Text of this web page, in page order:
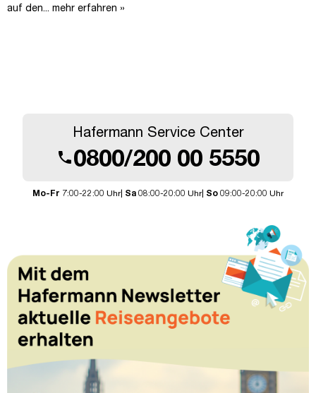
auf den... mehr erfahren »
Hafermann Service Center
call0800/200 00 5550
Mo-Fr 7:00-22:00 Uhr| Sa 08:00-20:00 Uhr| So 09:00-20:00 Uhr